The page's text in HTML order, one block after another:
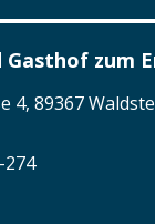
Gasthof zum
4, 89367
274